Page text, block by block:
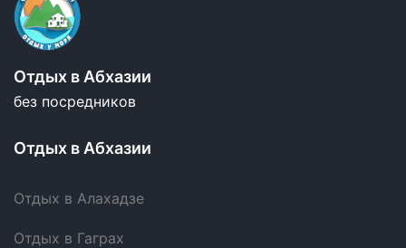
Отдых в Абхазии
без посредников
Отдых в Абхазии
Отдых в Алахадзе
Отдых в Гаграх